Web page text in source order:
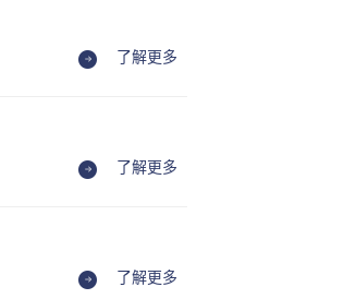
了解更多
了解更多
了解更多